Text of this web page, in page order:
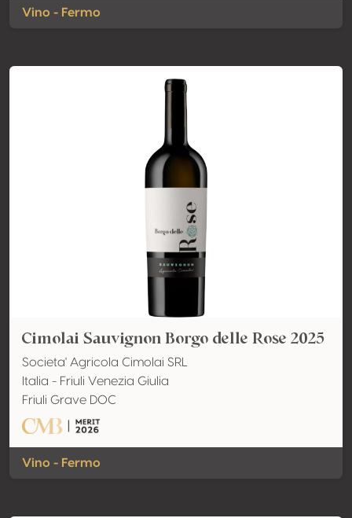
Vino - Fermo
Cimolai Sauvignon Borgo delle Rose 2025
Societa' Agricola Cimolai SRL
Italia - Friuli Venezia Giulia
Friuli Grave DOC
Vino - Fermo